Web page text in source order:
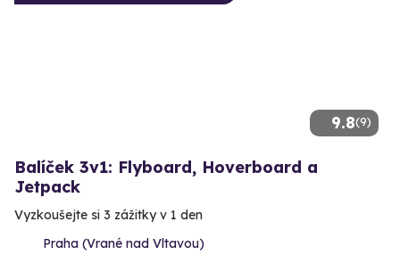
9.8(9)
Balíček 3v1: Flyboard, Hoverboard a
Jetpack
Vyzkoušejte si 3 zážitky v 1 den
Praha (Vrané nad Vltavou)